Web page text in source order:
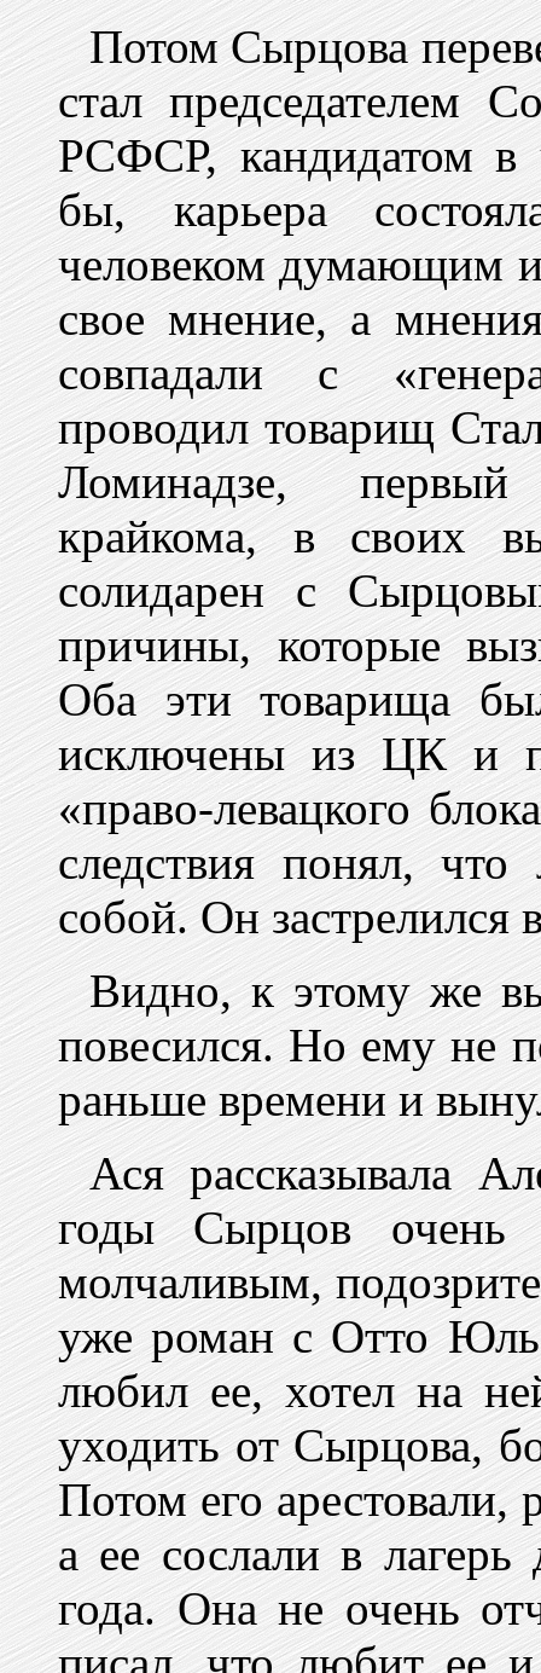
Потом Сырцова
стал председателем
РСФСР, кандидатом в
бы, карьера
человеком думающим и
свое мнение, а
совпадали с
проводил товарищ
Ломинадзе, первый
крайкома, в своих
солидарен с
причины, которые
Оба эти товарища
исключены из ЦК и
«право-левацкого
следствия понял,
собой. Он застрелился
Видно, к этому же
повесился. Но ему не
раньше времени и
Ася рассказывала
годы Сырцов очень
молчаливым,
уже роман с Отто
любил ее, хотел на
уходить от Сырцова,
Потом его арестовали,
а ее сослали в
года. Она не очень
писал, что любит ее